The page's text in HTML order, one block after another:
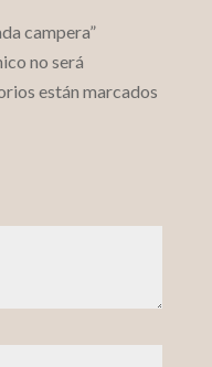
campera”
no será
están marcados